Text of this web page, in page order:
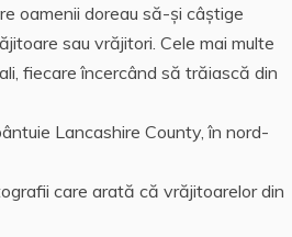
oamenii doreau să-și câștige
sau vrăjitori. Cele mai multe
fiecare încercând să trăiască din
Lancashire County, în nord-
care arată că vrăjitoarelor din